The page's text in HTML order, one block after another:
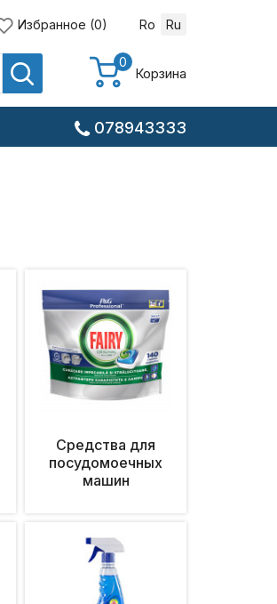
Избранное (0) Ro Ru
0
Корзина
078943333
Средства для
посудомоечных
машин